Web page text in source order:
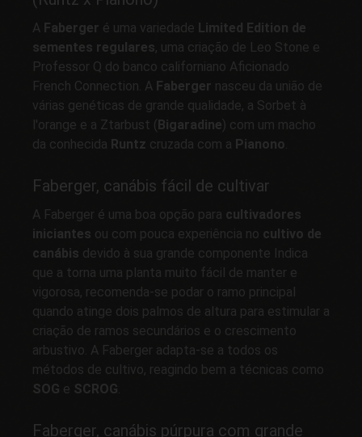
A Faberger é uma variedade Limited Edition de
sementes regulares, uma criação de Leo Stone e
Professor Q do banco californiano Aficionado
French Connection. A Faberger nasceu da união de
várias genéticas de grande qualidade, a Sorbet à
l'orange e a Ztarbust (Bigaradine) com um macho
da conhecida Runtz cruzada com a Pianono.
Faberger, canábis fácil de cultivar
A Faberger é uma boa opção para cultivadores
iniciantes ou com pouca experiência no cultivo de
canábis devido à sua grande componente Indica
que a torna uma planta muito fácil de manter e
vigorosa, recomenda-se podar o ramo principal
quando atinge dois palmos de altura para estimular a
criação de ramos secundários e o crescimento
arbustivo. A Faberger adapta-se a todos os
métodos de cultivo, reagindo bem a técnicas como
SOG e SCROG.
Faberger, canábis púrpura com grande